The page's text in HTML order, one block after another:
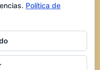
Política de